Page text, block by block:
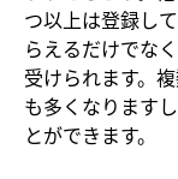
つ以上は登録し
らえるだけでな
受けられます。
も多くなります
とができます。